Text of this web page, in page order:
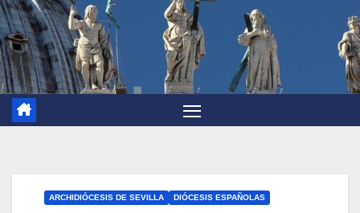
ARCHIDIÓCESIS DE SEVILLA DIÓCESIS ESPAÑOLAS